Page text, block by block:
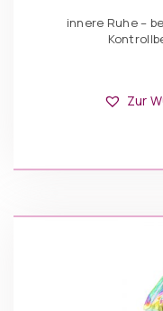
innere Ruhe –
Zur